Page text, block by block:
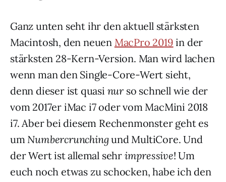
Ganz unten seht ihr den aktuell stärksten
Macintosh, den neuen MacPro 2019 in der
stärksten 28-Kern-Version. Man wird lachen
wenn man den Single-Core-Wert sieht,
denn dieser ist quasi nur so schnell wie der
vom 2017er iMac i7 oder vom MacMini 2018
i7. Aber bei diesem Rechenmonster geht es
um Numbercrunching und MultiCore. Und
der Wert ist allemal sehr impressive! Um
euch noch etwas zu schocken, habe ich den